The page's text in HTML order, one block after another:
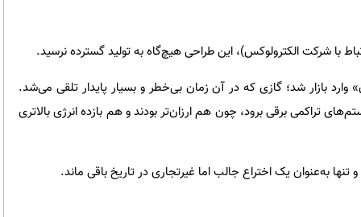
با شرکت الکترولوکس)، این طراحی هیچ‌گاه به تولید گسترده نرسید.
در اواخر دهه ۱۹۲۰، گاز «فریون» وارد بازار شد؛ گازی که در آن زمان بی‌خطر و بسیار پایدار تلقی می‌شد.
برقی برود، چون هم ارزان‌تر بودند و هم بازده انرژی بالاتری
به‌عنوان یک اختراع جالب اما غیرتجاری در تاریخ باقی ماند.